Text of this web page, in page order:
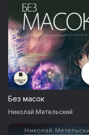
Без масок
Николай Метельский